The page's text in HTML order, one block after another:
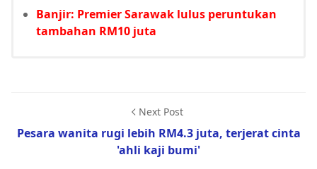
Banjir: Premier Sarawak lulus peruntukan
tambahan RM10 juta
Next Post
Pesara wanita rugi lebih RM4.3 juta, terjerat cinta
'ahli kaji bumi'